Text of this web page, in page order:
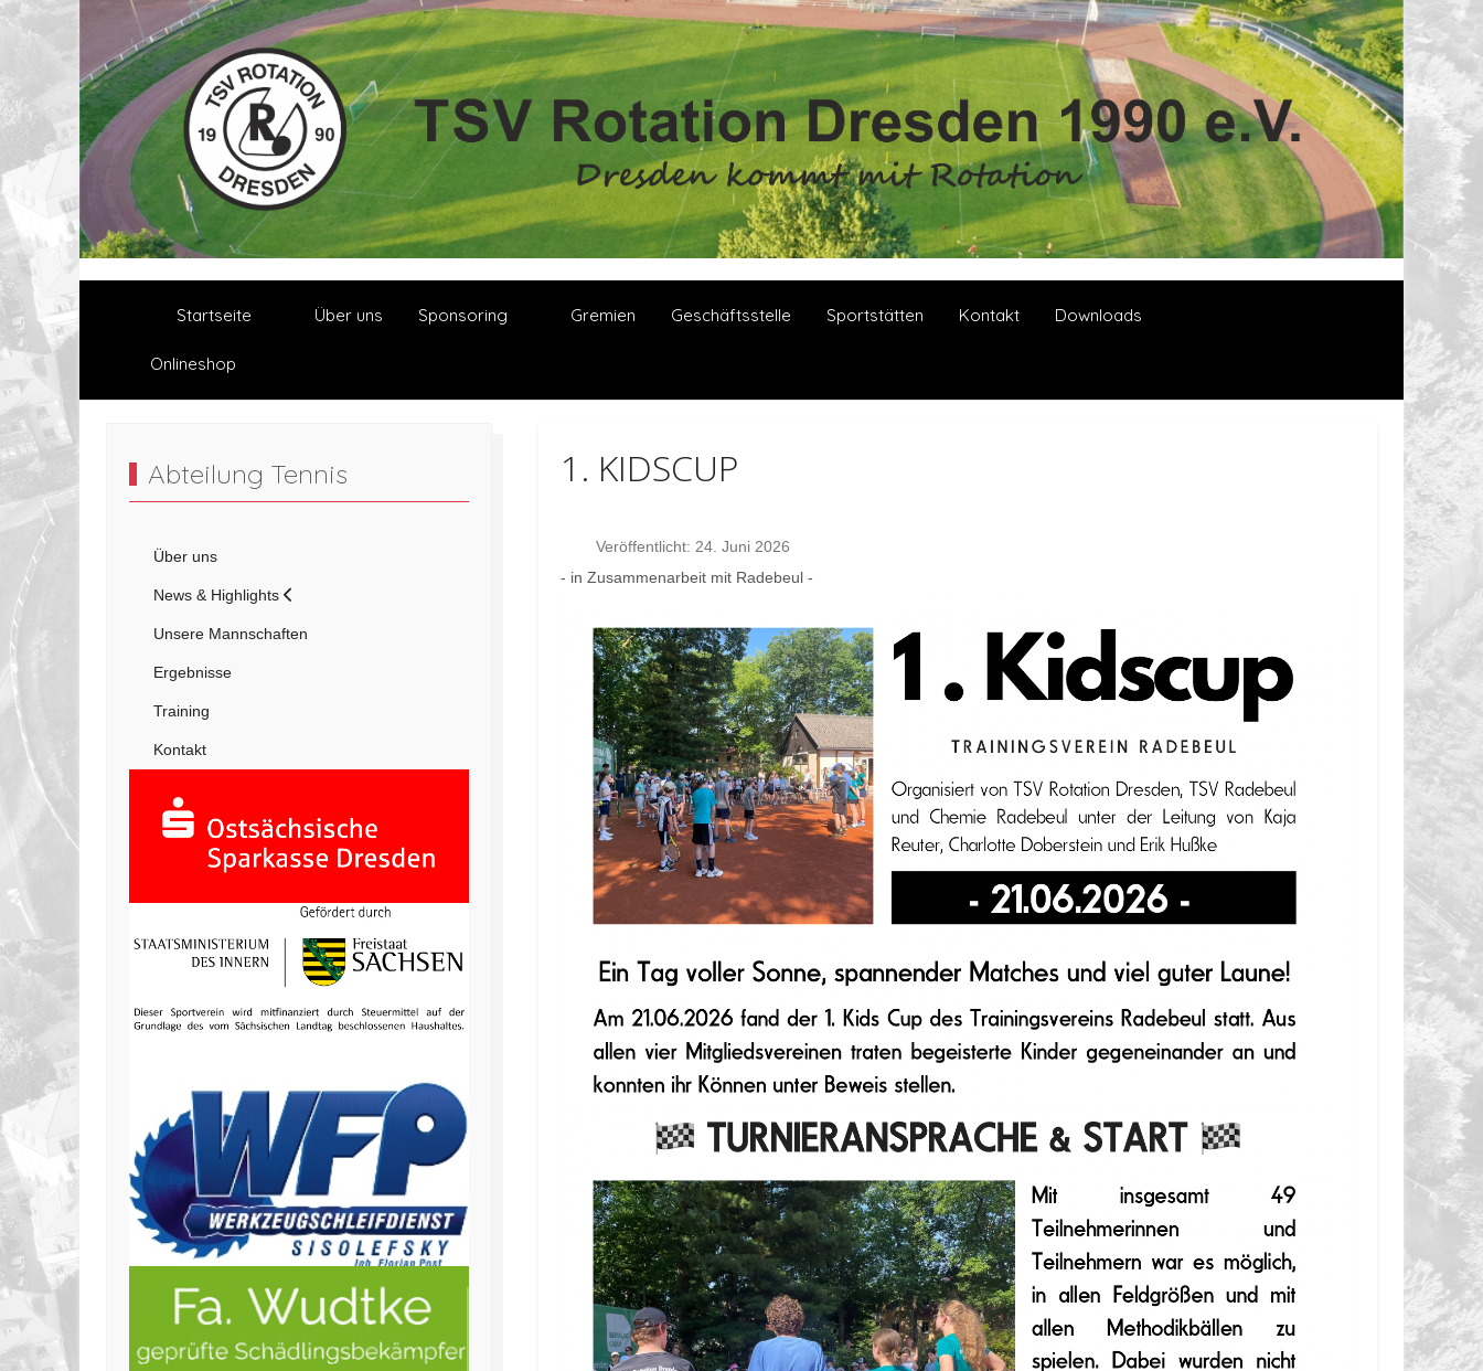
Startseite Über uns Sponsoring Gremien Geschäftsstelle Sportstätten Kontakt Downloads
Onlineshop
Abteilung Tennis
Über uns
News & Highlights
Unsere Mannschaften
Ergebnisse
Training
Kontakt
1. KIDSCUP
Veröffentlicht: 24. Juni 2026
- in Zusammenarbeit mit Radebeul -